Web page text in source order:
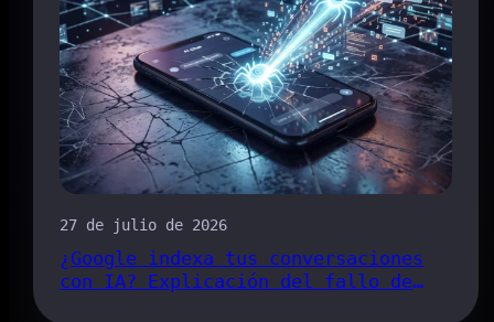
27 de julio de 2026
¿Google indexa tus conversaciones
con IA? Explicación del fallo de